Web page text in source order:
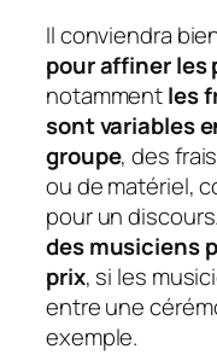
Il conviendra
pour affiner les
notammentles
sont variables
groupe, des
ou de matériel,
pour un discours.
des musiciens
prix, si les
entre une
exemple.